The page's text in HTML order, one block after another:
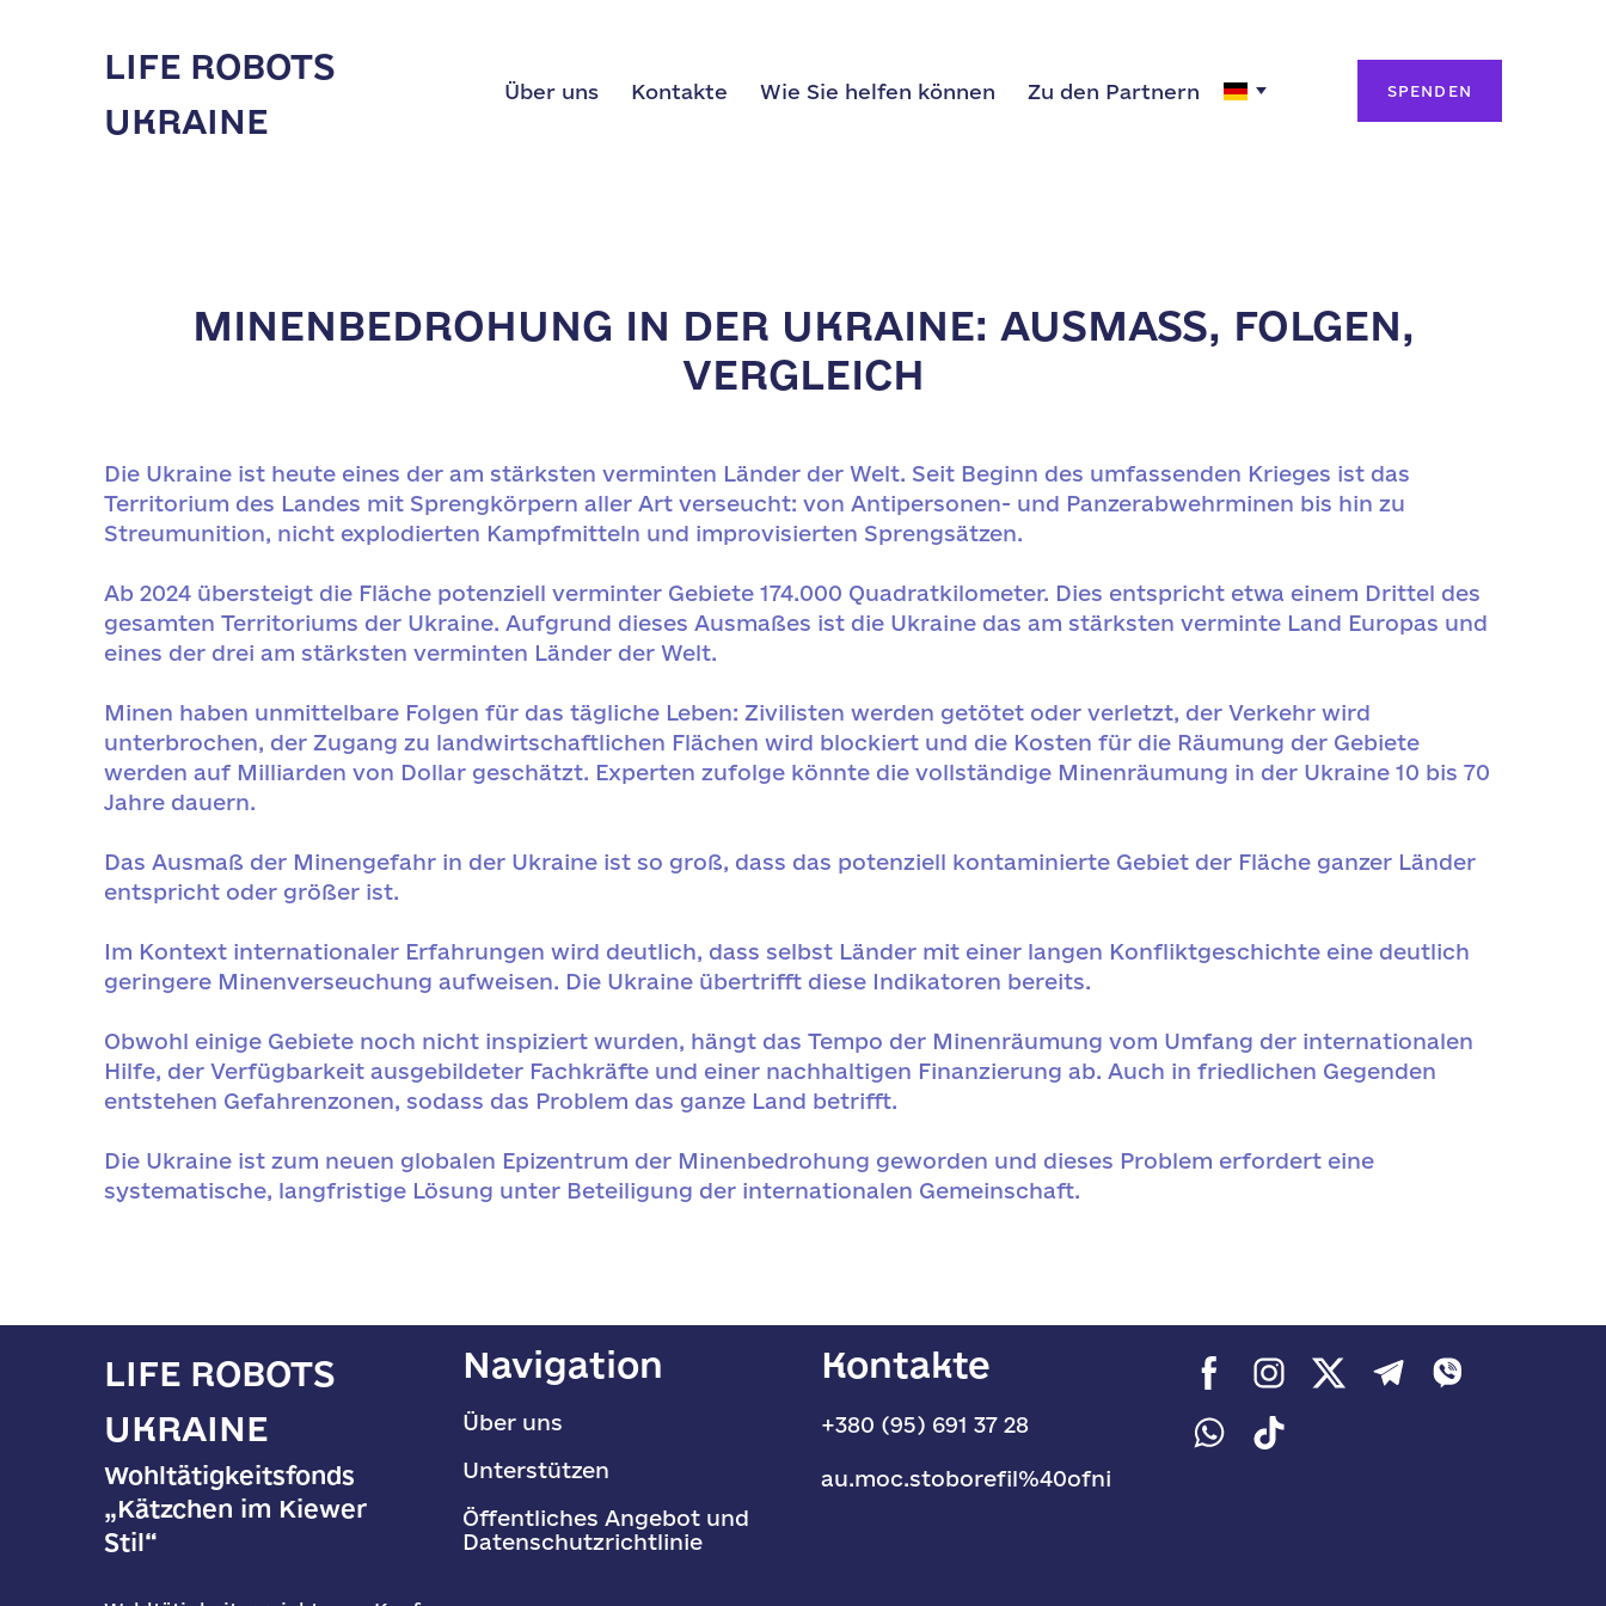
LIFE ROBOTS
UKRAINE
Über uns Kontakte Wie Sie helfen können Zu den Partnern SPENDEN
MINENBEDROHUNG IN DER UKRAINE: AUSMASS, FOLGEN, V
ERGLEICH
Die Ukraine ist heute eines der am stärksten verminten Länder der Welt. Seit Beginn des umfassenden Krieges ist das
Territorium des Landes mit Sprengkörpern aller Art verseucht: von Antipersonen- und Panzerabwehrminen bis hin zu
Streumunition, nicht explodierten Kampfmitteln und improvisierten Sprengsätzen.
Ab 2024 übersteigt die Fläche potenziell verminter Gebiete 174.000 Quadratkilometer. Dies entspricht etwa einem Drittel des
gesamten Territoriums der Ukraine. Aufgrund dieses Ausmaßes ist die Ukraine das am stärksten verminte Land Europas und
eines der drei am stärksten verminten Länder der Welt.
Minen haben unmittelbare Folgen für das tägliche Leben: Zivilisten werden getötet oder verletzt, der Verkehr wird
unterbrochen, der Zugang zu landwirtschaftlichen Flächen wird blockiert und die Kosten für die Räumung der Gebiete
werden auf Milliarden von Dollar geschätzt. Experten zufolge könnte die vollständige Minenräumung in der Ukraine 10 bis 70
Jahre dauern.
Das Ausmaß der Minengefahr in der Ukraine ist so groß, dass das potenziell kontaminierte Gebiet der Fläche ganzer Länder
entspricht oder größer ist.
Im Kontext internationaler Erfahrungen wird deutlich, dass selbst Länder mit einer langen Konfliktgeschichte eine deutlich
geringere Minenverseuchung aufweisen. Die Ukraine übertrifft diese Indikatoren bereits.
Obwohl einige Gebiete noch nicht inspiziert wurden, hängt das Tempo der Minenräumung vom Umfang der internationalen
Hilfe, der Verfügbarkeit ausgebildeter Fachkräfte und einer nachhaltigen Finanzierung ab. Auch in friedlichen Gegenden
entstehen Gefahrenzonen, sodass das Problem das ganze Land betrifft.
Die Ukraine ist zum neuen globalen Epizentrum der Minenbedrohung geworden und dieses Problem erfordert eine
systematische, langfristige Lösung unter Beteiligung der internationalen Gemeinschaft.
LIFE ROBOTS
UKRAINE
Wohltätigkeitsfonds
„Kätzchen im Kiewer
Stil“
Navigation
Über uns
Unterstützen
Öffentliches Angebot und
Datenschutzrichtlinie
Kontakte
+380 (95) 691 37 28
au.moc.stoborefil%40ofni